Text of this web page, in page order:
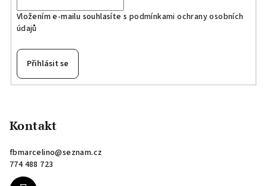
Vložením e-mailu souhlasíte s podmínkami ochrany osobních
údajů
Přihlásit se
Kontakt
fbmarcelino@seznam.cz
774 488 723